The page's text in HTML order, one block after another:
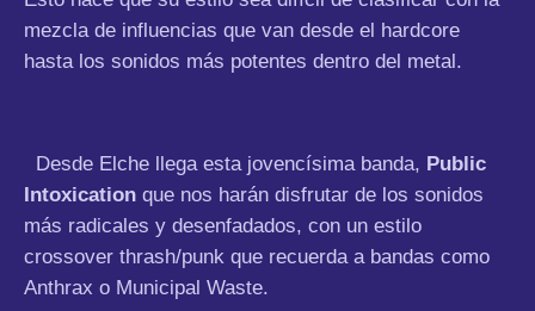
mezcla de influencias que van desde el hardcore
hasta los sonidos más potentes dentro del metal.
Desde Elche llega esta jovencísima banda, Public
Intoxication que nos harán disfrutar de los sonidos
más radicales y desenfadados, con un estilo
crossover thrash/punk que recuerda a bandas como
Anthrax o Municipal Waste.